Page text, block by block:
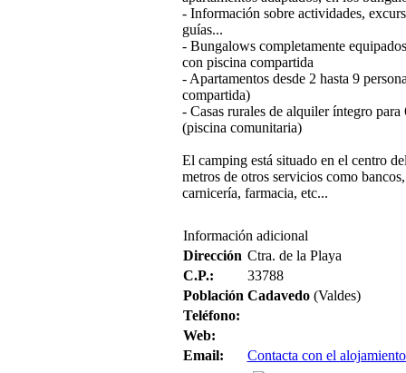
- Información sobre actividades,
guías...
- Bungalows completamente
con piscina compartida
- Apartamentos desde 2 hasta 9
compartida)
- Casas rurales de alquiler íntegro para
(piscina comunitaria)
El camping está situado en el centro
metros de otros servicios como
carnicería, farmacia, etc...
Información adicional
Dirección Ctra. de la Playa
C.P.:
33788
Población Cadavedo(Valdes)
Teléfono:
Web:
Email:
Contacta con el